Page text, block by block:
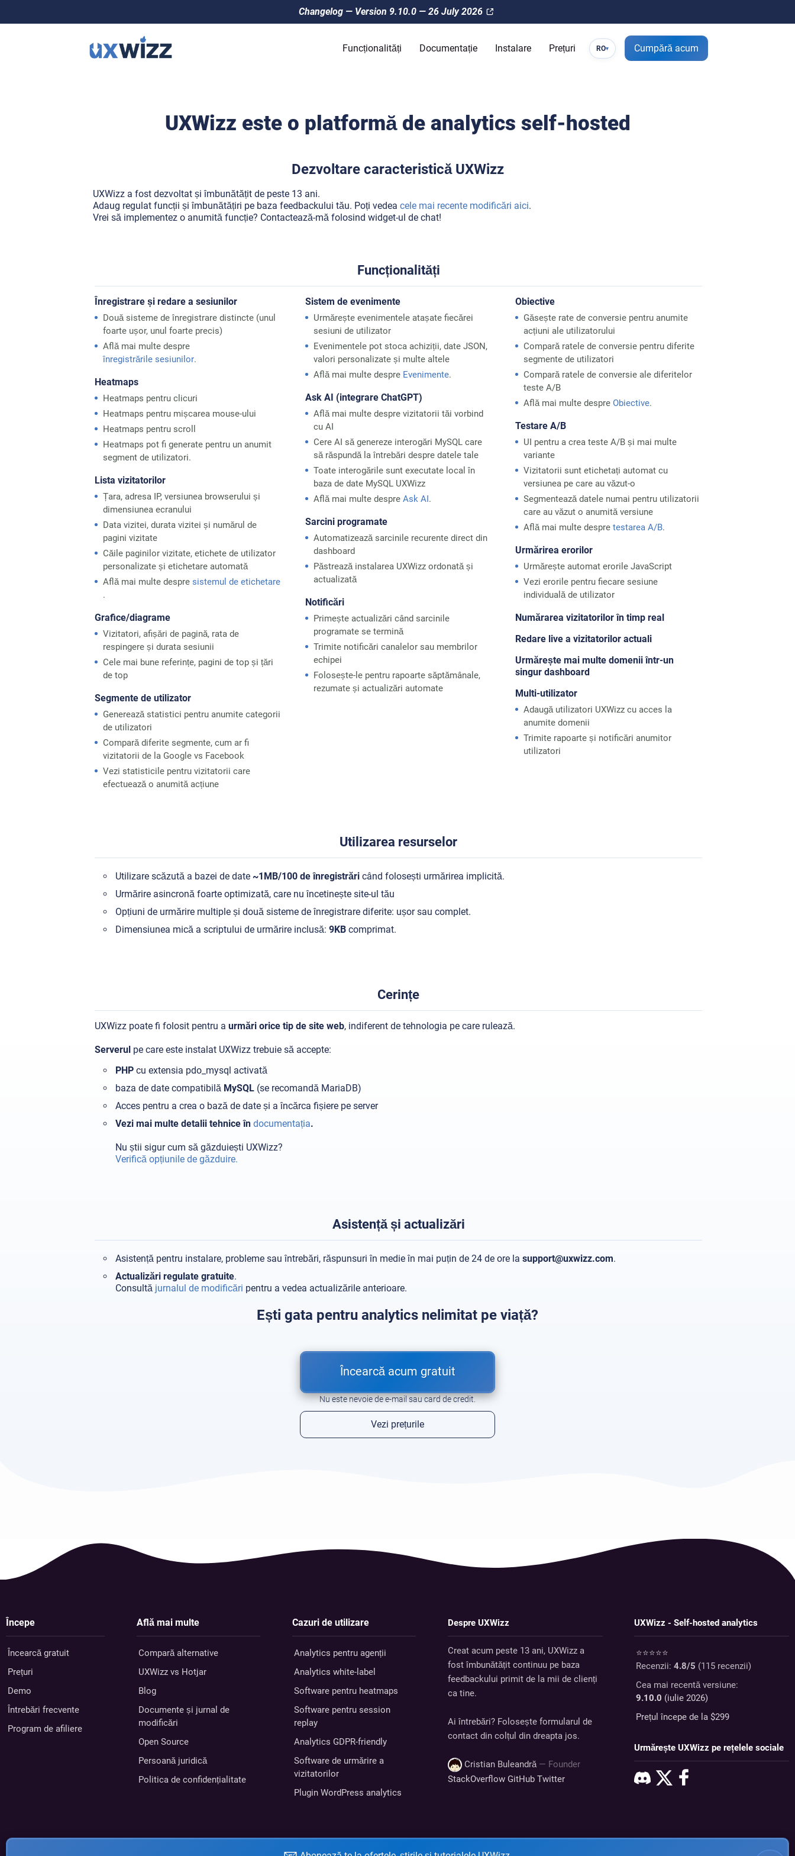
Changelog — Version 9.10.0 — 26 July 2026
Funcționalități Documentație Instalare Prețuri RO▾ Cumpără acum
UXWizz este o platformă de analytics self-hosted
Dezvoltare caracteristică UXWizz
UXWizz a fost dezvoltat și îmbunătățit de peste 13 ani.
Adaug regulat funcții și îmbunătățiri pe baza feedbackului tău. Poți vedea cele mai recente modificări aici.
Vrei să implementez o anumită funcție? Contactează-mă folosind widget-ul de chat!
Funcționalități
Înregistrare și redare a sesiunilor
Două sisteme de înregistrare distincte (unul
foarte ușor, unul foarte precis)
Află mai multe despre
înregistrările sesiunilor.
Heatmaps
Heatmaps pentru clicuri
Heatmaps pentru mișcarea mouse-ului
Heatmaps pentru scroll
Heatmaps pot fi generate pentru un anumit
segment de utilizatori.
Lista vizitatorilor
Țara, adresa IP, versiunea browserului și
dimensiunea ecranului
Data vizitei, durata vizitei și numărul de
pagini vizitate
Căile paginilor vizitate, etichete de utilizator
personalizate și etichetare automată
Află mai multe despre sistemul de etichetare
.
Grafice/diagrame
Vizitatori, afișări de pagină, rata de
respingere și durata sesiunii
Cele mai bune referințe, pagini de top și țări
de top
Segmente de utilizator
Generează statistici pentru anumite categorii
de utilizatori
Compară diferite segmente, cum ar fi
vizitatorii de la Google vs Facebook
Vezi statisticile pentru vizitatorii care
efectuează o anumită acțiune
Sistem de evenimente
Urmărește evenimentele atașate fiecărei
sesiuni de utilizator
Evenimentele pot stoca achiziții, date JSON,
valori personalizate și multe altele
Află mai multe despre Evenimente.
Ask AI (integrare ChatGPT)
Află mai multe despre vizitatorii tăi vorbind
cu AI
Cere AI să genereze interogări MySQL care
să răspundă la întrebări despre datele tale
Toate interogările sunt executate local în
baza de date MySQL UXWizz
Află mai multe despre Ask AI.
Sarcini programate
Automatizează sarcinile recurente direct din
dashboard
Păstrează instalarea UXWizz ordonată și
actualizată
Notificări
Primește actualizări când sarcinile
programate se termină
Trimite notificări canalelor sau membrilor
echipei
Folosește-le pentru rapoarte săptămânale,
rezumate și actualizări automate
Obiective
Găsește rate de conversie pentru anumite
acțiuni ale utilizatorului
Compară ratele de conversie pentru diferite
segmente de utilizatori
Compară ratele de conversie ale diferitelor
teste A/B
Află mai multe despreObiective.
Testare A/B
UI pentru a crea teste A/B și mai multe
variante
Vizitatorii sunt etichetați automat cu
versiunea pe care au văzut-o
Segmentează datele numai pentru utilizatorii
care au văzut o anumită versiune
Află mai multe despretestarea A/B.
Urmărirea erorilor
Urmărește automat erorile JavaScript
Vezi erorile pentru fiecare sesiune
individuală de utilizator
Numărarea vizitatorilor în timp real
Redare live a vizitatorilor actuali
Urmărește mai multe domenii într-un
singur dashboard
Multi-utilizator
Adaugă utilizatori UXWizz cu acces la
anumite domenii
Trimite rapoarte și notificări anumitor
utilizatori
Utilizarea resurselor
Utilizare scăzută a bazei de date ~1MB/100 de înregistrări când folosești urmărirea implicită.
Urmărire asincronă foarte optimizată, care nu încetinește site-ul tău
Opțiuni de urmărire multiple și două sisteme de înregistrare diferite: ușor sau complet.
Dimensiunea mică a scriptului de urmărire inclusă: 9KB comprimat.
Cerințe
UXWizz poate fi folosit pentru a urmări orice tip de site web, indiferent de tehnologia pe care rulează.
Serverul pe care este instalat UXWizz trebuie să accepte:
PHP cu extensia pdo_mysql activată
baza de date compatibilă MySQL (se recomandă MariaDB)
Acces pentru a crea o bază de date și a încărca fișiere pe server
Vezi mai multe detalii tehnice în documentația.
Nu știi sigur cum să găzduiești UXWizz?
Verifică opțiunile de găzduire.
Asistență și actualizări
Asistență pentru instalare, probleme sau întrebări, răspunsuri în medie în mai puțin de 24 de ore la support@uxwizz.com.
Actualizări regulate gratuite.
Consultă jurnalul de modificări pentru a vedea actualizările anterioare.
Ești gata pentru analytics nelimitat pe viață?
Încearcă acum gratuit
Nu este nevoie de e-mail sau card de credit.
Vezi prețurile
Începe
Încearcă gratuit
Prețuri
Demo
Întrebări frecvente
Program de afiliere
Află mai multe
Compară alternative
UXWizz vs Hotjar
Blog
Documente și jurnal de
modificări
Open Source
Persoană juridică
Politica de confidențialitate
Cazuri de utilizare
Analytics pentru agenții
Analytics white-label
Software pentru heatmaps
Software pentru session
replay
Analytics GDPR-friendly
Software de urmărire a
vizitatorilor
Plugin WordPress analytics
Despre UXWizz
Creat acum peste 13 ani, UXWizz a
fost îmbunătățit continuu pe baza
feedbackului primit de la mii de clienți
ca tine.
Ai întrebări? Folosește formularul de
contact din colțul din dreapta jos.
Cristian Buleandră — Founder
StackOverflow GitHub Twitter
UXWizz - Self-hosted analytics
⭐⭐⭐⭐⭐
Recenzii:4.8/5 (115 recenzii)
Cea mai recentă versiune:
9.10.0 (iulie 2026)
Prețul începe de la $299
Urmărește UXWizz pe rețelele sociale